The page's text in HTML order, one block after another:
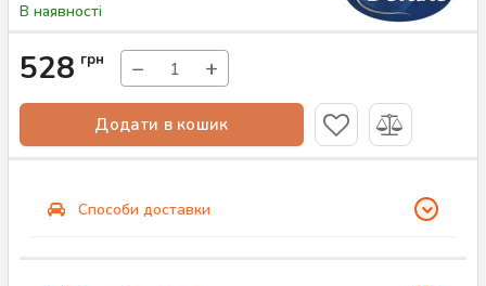
В наявності
528 грн − +
Додати в кошик
Способи доставки